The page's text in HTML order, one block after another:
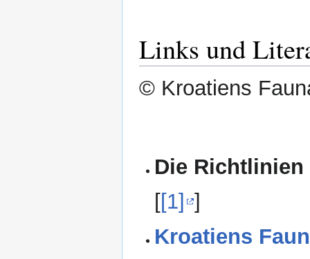
Links und
© Kroatiens
Die
[[1] ]
Kroatiens